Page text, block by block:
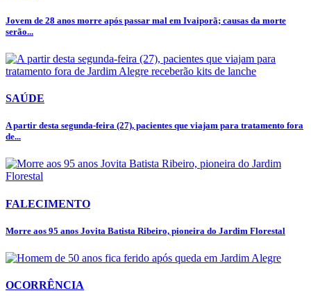
Jovem de 28 anos morre após passar mal em Ivaiporã; causas da morte
serão...
SAÚDE
A partir desta segunda-feira (27), pacientes que viajam para tratamento fora
de...
FALECIMENTO
Morre aos 95 anos Jovita Batista Ribeiro, pioneira do Jardim Florestal
OCORRÊNCIA